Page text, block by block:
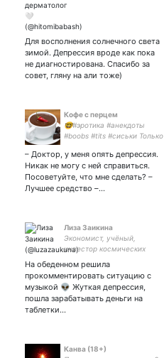
великолепности🌸 Все
случайны 🤍❤️🤍
Для восполнения солнечного света
зимой. Депрессия вроде как пока
не диагностирована. Спасибо за
совет, гляну на али тоже)
Кофе с перцем
🤓#эротика #анекдоты
#boobs #tits #сиськи Только
анекдоты. Не нравится -
отпишитесь, но в Чёрный
список не вносите. Я-то
читать Вас хочу.
– Доктор, у меня опять депрессия.
Никак не могу с ней справиться.
Посоветуйте, что мне сделать? –
Лучшее средство –…
Лиза Заикина
Экономист, учёный,
инвестор космических
промышленный дизайнер и
филантроп
На обеденном решила
прокомментировать ситуацию с
музыкой 👽 Жуткая депрессия,
пошла зарабатывать деньги на
таблетки…
Канва (18+)